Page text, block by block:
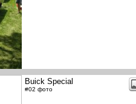
Buick Special
#02 фото